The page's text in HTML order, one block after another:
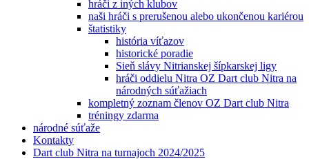
hráči z iných klubov
naši hráči s prerušenou alebo ukončenou kariérou
štatistiky
história víťazov
historické poradie
Sieň slávy Nitrianskej šípkarskej ligy
hráči oddielu Nitra OZ Dart club Nitra na
národných súťažiach
kompletný zoznam členov OZ Dart club Nitra
tréningy zdarma
národné súťaže
Kontakty
Dart club Nitra na turnajoch 2024/2025